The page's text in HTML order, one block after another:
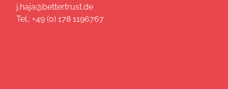
j.haja@bettertrust.de
Tel.: +49 (0) 178 1196767